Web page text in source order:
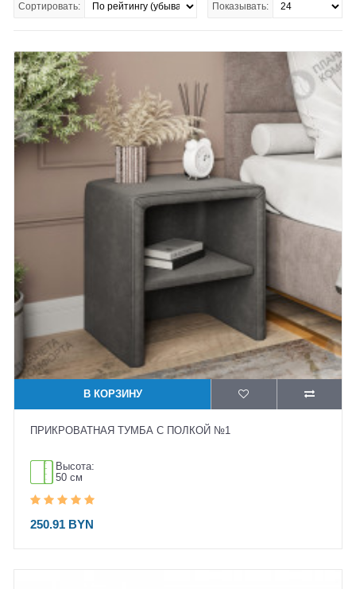
Сортировать: Показывать:
В КОРЗИНУ
ПРИКРОВАТНАЯ ТУМБА С ПОЛКОЙ №1
Высота:
50 см
250.91 BYN